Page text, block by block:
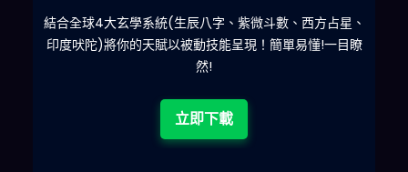
結合全球4大玄學系統(生辰八字、紫微斗數、西方占星、
印度吠陀)將你的天賦以被動技能呈現！簡單易懂!一目瞭
然!
立即下載